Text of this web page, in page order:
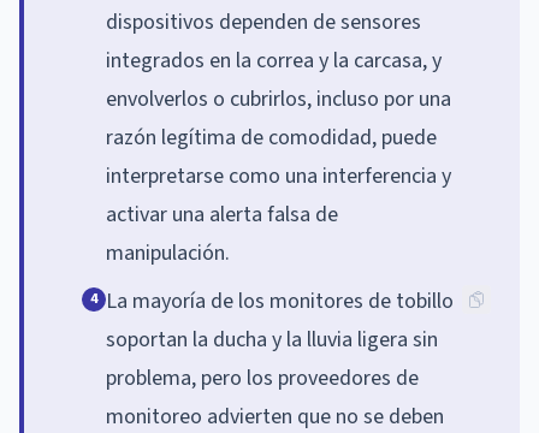
dispositivos dependen de sensores
integrados en la correa y la carcasa, y
envolverlos o cubrirlos, incluso por una
razón legítima de comodidad, puede
interpretarse como una interferencia y
activar una alerta falsa de
manipulación.
4 La mayoría de los monitores de tobillo
soportan la ducha y la lluvia ligera sin
problema, pero los proveedores de
monitoreo advierten que no se deben